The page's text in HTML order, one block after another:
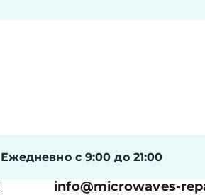
Ежедневно с 9:00 до 21:00
info@microwaves-